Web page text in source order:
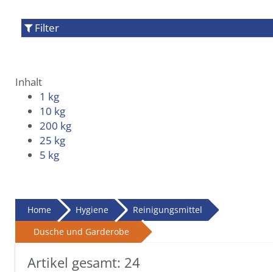
Filter
Inhalt
1 kg
10 kg
200 kg
25 kg
5 kg
Home Hygiene
Reinigungsmittel
Dusche und Garderobe
Artikel gesamt: 24